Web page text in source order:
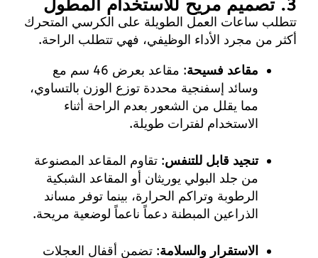
تتطلب ساعات العمل الطويلة على الكرسي المتحرك
أكثر من مجرد الأداء الوظيفي، فهي تتطلب الراحة.
مقاعد فسيحة
: مقاعد بعرض 46 سم مع
وسائد إسفنجية محددة توزع الوزن بالتساوي،
مما يقلل من الشعور بعدم الراحة أثناء
الاستخدام لفترات طويلة.
تنجيد قابل للتنفس: تقاوم المقاعد المصنوعة
من جلد البولي يوريثان أو المقاعد الشبكية
الرطوبة وتراكم الحرارة، بينما توفر مساند
الذراعين المبطنة دعماً ناعماً لوضعية مريحة.
الاستقرار والسلامة: تضمن أقفال العجلات